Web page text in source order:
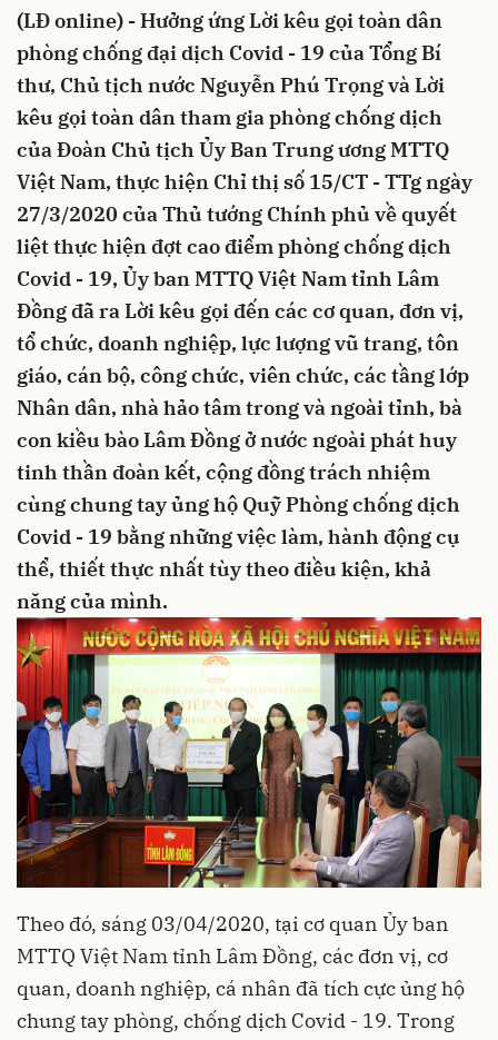
(LĐ online) - Hưởng ứng Lời kêu gọi toàn dân
phòng chống đại dịch Covid - 19 của Tổng Bí
thư, Chủ tịch nước Nguyễn Phú Trọng và Lời
kêu gọi toàn dân tham gia phòng chống dịch
của Đoàn Chủ tịch Ủy Ban Trung ương MTTQ
Việt Nam, thực hiện Chỉ thị số 15/CT - TTg ngày
27/3/2020 của Thủ tướng Chính phủ về quyết
liệt thực hiện đợt cao điểm phòng chống dịch
Covid - 19, Ủy ban MTTQ Việt Nam tỉnh Lâm
Đồng đã ra Lời kêu gọi đến các cơ quan, đơn vị,
tổ chức, doanh nghiệp, lực lượng vũ trang, tôn
giáo, cán bộ, công chức, viên chức, các tầng lớp
Nhân dân, nhà hảo tâm trong và ngoài tỉnh, bà
con kiều bào Lâm Đồng ở nước ngoài phát huy
tinh thần đoàn kết, cộng đồng trách nhiệm
cùng chung tay ủng hộ Quỹ Phòng chống dịch
Covid - 19 bằng những việc làm, hành động cụ
thể, thiết thực nhất tùy theo điều kiện, khả
năng của mình.
Theo đó, sáng 03/04/2020, tại cơ quan Ủy ban
MTTQ Việt Nam tỉnh Lâm Đồng, các đơn vị, cơ
quan, doanh nghiệp, cá nhân đã tích cực ủng hộ
chung tay phòng, chống dịch Covid - 19. Trong